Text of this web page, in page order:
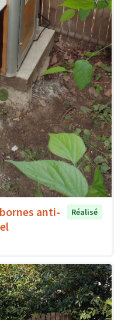
anti-
Réalisé